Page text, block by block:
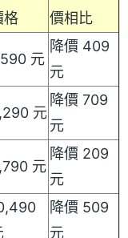
格
價相比
元
降價 409
元
元
降價 709
元
元
降價 209
元
降價 509
元